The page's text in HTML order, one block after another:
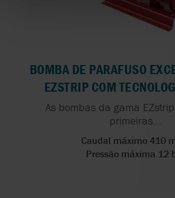
BOMBA DE PARAFUSO
EZSTRIP COM
As bombas da gama
primeiras...
Caudal máximo 410
Pressão máxima 12